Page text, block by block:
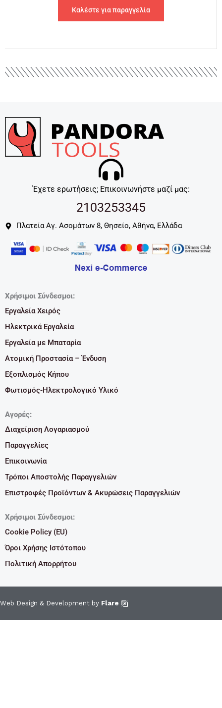
Καλέστε για παραγγελία
Έχετε ερωτήσεις; Επικοινωνήστε μαζί μας:
2103253345
Πλατεία Αγ. Ασομάτων 8, Θησείο, Αθήνα, Ελλάδα
Χρήσιμοι Σύνδεσμοι:
Εργαλεία Χειρός
Ηλεκτρικά Εργαλεία
Εργαλεία με Μπαταρία
Ατομική Προστασία – Ένδυση
Εξοπλισμός Κήπου
Φωτισμός-Ηλεκτρολογικό Υλικό
Αγορές:
Διαχείριση Λογαριασμού
Παραγγελίες
Επικοινωνία
Τρόποι Αποστολής Παραγγελιών
Επιστροφές Προϊόντων & Ακυρώσεις Παραγγελιών
Χρήσιμοι Σύνδεσμοι:
Cookie Policy (EU)
Όροι Χρήσης Ιστότοπου
Πολιτική Απορρήτου
Web Design & Development by Flare